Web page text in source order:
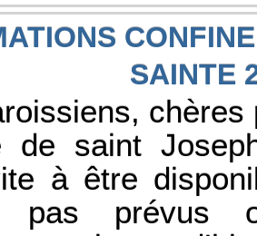
SAINTE
chères
de saint
à être
pas prévus